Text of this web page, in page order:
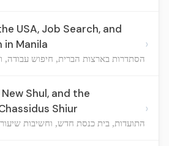
USA, Job Search, and
in Manila
הסתדרות בארצות הברית, חיפוש עבודה,
›
Shul, and the
Shiur
התועדות, בית כנסת חדש, וחשיבות
›